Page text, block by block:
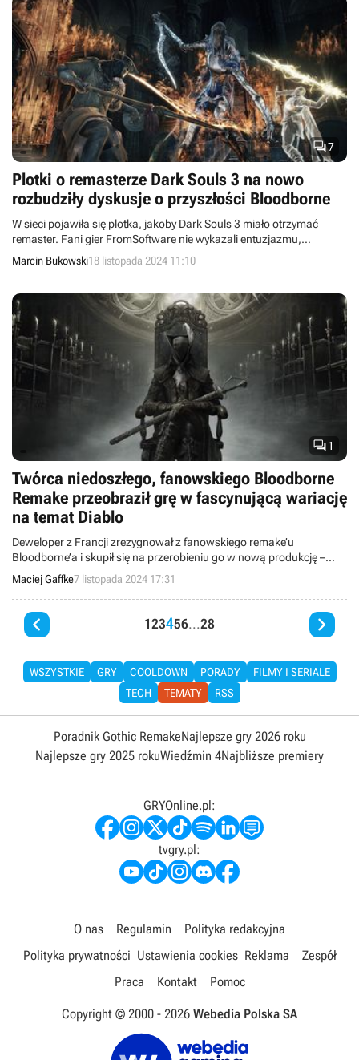
7
Plotki o remasterze Dark Souls 3 na nowo
rozbudziły dyskusje o przyszłości Bloodborne
W sieci pojawiła się plotka, jakoby Dark Souls 3 miało otrzymać
remaster. Fani gier FromSoftware nie wykazali entuzjazmu,
ponownie zwracając uwagę na Bloodborne’a.
Marcin Bukowski18 listopada 2024 11:10
1
Twórca niedoszłego, fanowskiego Bloodborne
Remake przeobraził grę w fascynującą wariację
na temat Diablo
Deweloper z Francji zrezygnował z fanowskiego remake’u
Bloodborne’a i skupił się na przerobieniu go w nową produkcję –
Bloodborne Top Down Arena.
Maciej Gaffke7 listopada 2024 17:31
 123456...28 
WSZYSTKIE GRY COOLDOWN PORADY
FILMY I SERIALE
TECH
TEMATY RSS
Poradnik Gothic RemakeNajlepsze gry 2026 roku
Najlepsze gry 2025 rokuWiedźmin 4Najbliższe premiery
GRYOnline.pl:
tvgry.pl:
O nas Regulamin
Polityka redakcyjna
Polityka prywatności Ustawienia cookies Reklama
Zespół
Praca
Kontakt Pomoc
Copyright © 2000 - 2026 Webedia Polska SA